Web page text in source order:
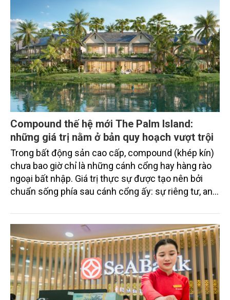
Compound thế hệ mới The Palm Island:
những giá trị nằm ở bản quy hoạch vượt trội
Trong bất động sản cao cấp, compound (khép kín)
chưa bao giờ chỉ là những cánh cổng hay hàng rào
ngoại bất nhập. Giá trị thực sự được tạo nên bởi
chuẩn sống phía sau cánh cổng ấy: sự riêng tư, an
vụ được thiết kế dành riêng cho họ.